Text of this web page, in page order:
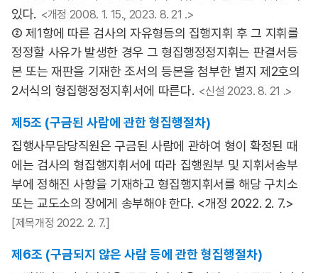
있다. <개정 2008. 1. 15., 2023. 8. 21 .>
② 제1항에 따른 검사의 자유형등의 집행지휘 후 그 지휘를
정정할 사유가 발생한 경우 그 형집행정정지휘는 판결서등
본 또는 재판을 기재한 조서의 등본을 첨부한 별지 제2호의
2서식의 형집행정정지휘서에 따른다. <신설 2023. 8. 21 .>
제5조 (구금된 사람에 관한 형집행절차)
집행사무담당직원은 구금된 사람에 관하여 형이 확정된 때
에는 검사의 형집행지휘서에 따라 집행원부 및 지휘서송부
부에 정해진 사항을 기재하고 형집행지휘서를 해당 구치소
또는 교도소의 장에게 송부해야 한다. <개정 2022. 2. 7.>
[제목개정 2022. 2. 7.]
제6조 (구금되지 않은 사람 등에 관한 형집행절차)